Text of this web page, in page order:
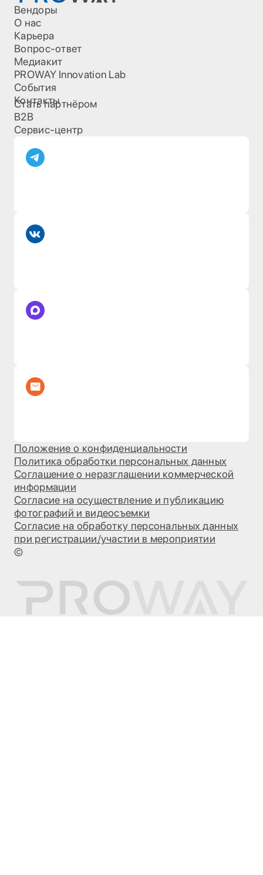
Положение о конфиденциальности
Политика обработки персональных данных
Соглашение о неразглашении коммерческой
информации
Согласие на осуществление и публикацию
фотографий и видеосъемки
Согласие на обработку персональных данных
при регистрации/участии в мероприятии
©
Вендоры
О нас
Карьера
Вопрос-ответ
Медиакит
PROWAY Innovation Lab
События
Контакты
Стать партнёром
B2B
Сервис-центр